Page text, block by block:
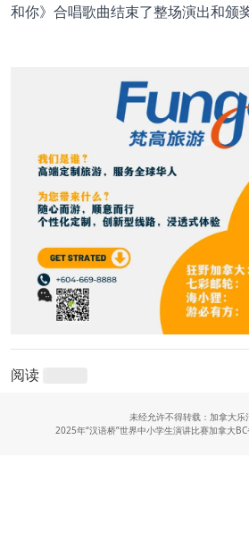
和你》合唱歌曲结束了整场演出和颁奖
阅读
未经允许不得转载：加拿大乐
2025年“汉语桥”世界中小学生演讲比赛加拿大